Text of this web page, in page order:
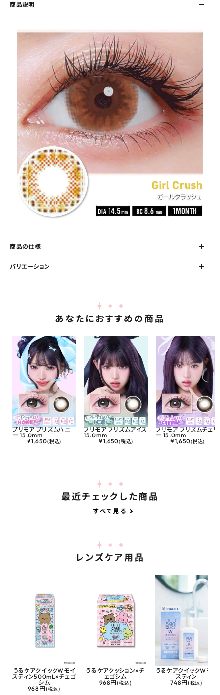
商品説明
商品の仕様
バリエーション
あなたにおすすめの商品
プリモア プリズムハニ
ー 15.0mm
¥1,650(税込)
プリモア プリズムアイス
15.0mm
¥1,650(税込)
プリモア プリズムチェリ
ー 15.0mm
¥1,650(税込)
最近チェックした商品
すべて見る
レンズケア用品
うるケアクイックWモイ
スティン500mL×チェゴ
シム
968円 (税込)
うるケアクッション×チ
ェゴシム
968円 (税込)
うるケアクイックWモイ
スティン
748円 (税込)